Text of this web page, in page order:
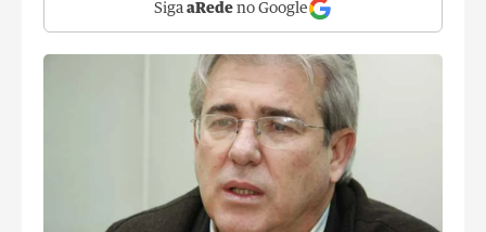
Siga aRede no Google